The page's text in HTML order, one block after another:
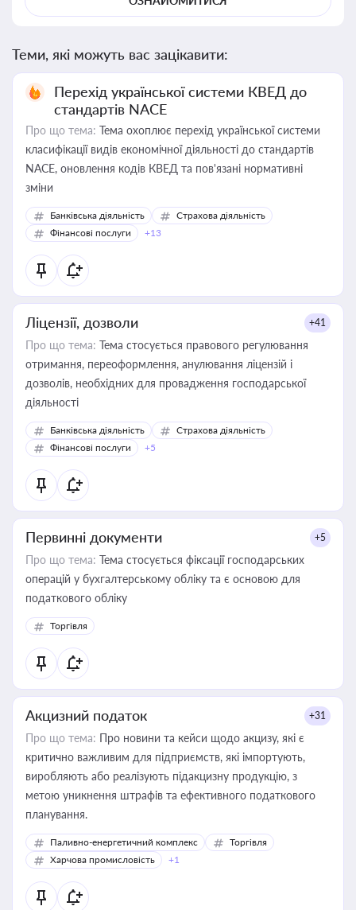
Теми, які можуть вас зацікавити:
Перехід української системи КВЕД до
стандартів NACE
Про що тема: Тема охоплює перехід української системи
класифікації видів економічної діяльності до стандартів
NACE, оновлення кодів КВЕД та пов'язані нормативні
зміни
Банківська діяльність
Страхова діяльність
Фінансові послуги
+13
Ліцензії, дозволи +41
Про що тема: Тема стосується правового регулювання
отримання, переоформлення, анулювання ліцензій і
дозволів, необхідних для провадження господарської
діяльності
Банківська діяльність
Страхова діяльність
Фінансові послуги
+5
Первинні документи +5
Про що тема: Тема стосується фіксації господарських
операцій у бухгалтерському обліку та є основою для
податкового обліку
Торгівля
Акцизний податок +31
Про що тема: Про новини та кейси щодо акцизу, які є
критично важливим для підприємств, які імпортують,
виробляють або реалізують підакцизну продукцію, з
метою уникнення штрафів та ефективного податкового
планування.
Паливно-енергетичний комплекс
Торгівля
Харчова промисловість
+1